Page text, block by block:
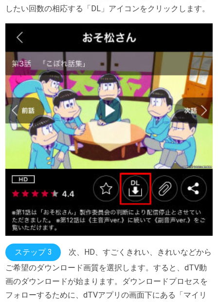
したい回数の相応する「DL」アイコンをクリックします。
ステップ 3
次、HD、すごくきれい、きれいなどから
ご希望のダウンロード画質を選択します。すると、dTV動
画のダウンロードが始まります。ダウンロードプロセスを
フォローするために、dTVアプリの画面下にある「マイリ